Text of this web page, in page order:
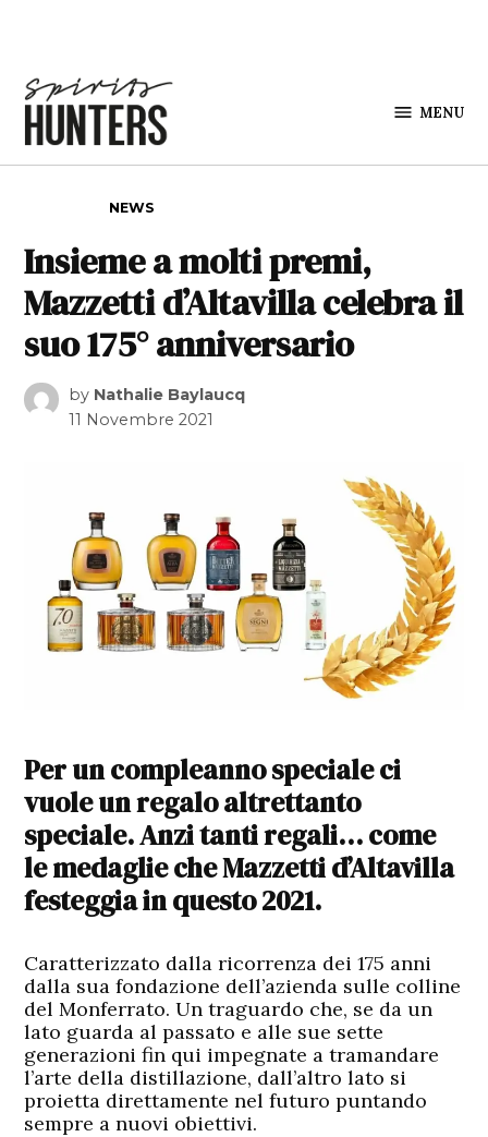
MENU
NEWS
Insieme a molti premi,
Mazzetti d’Altavilla celebra il
suo 175° anniversario
by Nathalie Baylaucq
11 Novembre 2021
Per un compleanno speciale ci
vuole un regalo altrettanto
speciale. Anzi tanti regali… come
le medaglie che Mazzetti d’Altavilla
festeggia in questo 2021.
Caratterizzato dalla ricorrenza dei 175 anni
dalla sua fondazione dell’azienda sulle colline
del Monferrato. Un traguardo che, se da un
lato guarda al passato e alle sue sette
generazioni fin qui impegnate a tramandare
l’arte della distillazione, dall’altro lato si
proietta direttamente nel futuro puntando
sempre a nuovi obiettivi.